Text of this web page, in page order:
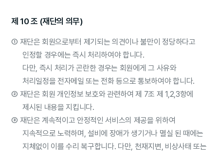
제 10 조 (재단의 의무)
① 재단은 회원으로부터 제기되는 의견이나 불만이 정당하다고
인정할 경우에는 즉시 처리하여야 합니다.
다만, 즉시 처리가 곤란한 경우는 회원에게 그 사유와
처리일정을 전자메일 또는 전화 등으로 통보하여야 합니다.
② 재단은 회원 개인정보 보호와 관련하여 제 7조 제 1,2,3항에
제시된 내용을 지킵니다.
③ 재단은 계속적이고 안정적인 서비스의 제공을 위하여
지속적으로 노력하며, 설비에 장애가 생기거나 멸실 된 때에는
지체없이 이를 수리 복구합니다. 다만, 천재지변, 비상사태 또는